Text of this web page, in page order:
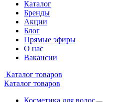
Каталог
Бренды
Акции
Блог
Прямые эфиры
О нас
Вакансии
Каталог товаров
Каталог товаров
Косметика для волос